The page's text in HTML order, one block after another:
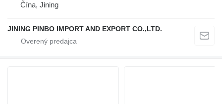
Čína, Jining
JINING PINBO IMPORT AND EXPORT CO.,LTD.